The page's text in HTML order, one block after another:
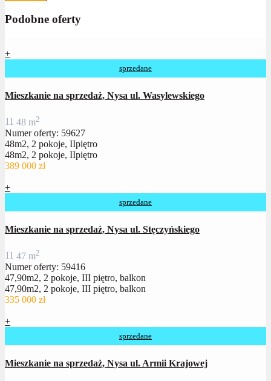
Podobne oferty
+
sprzedane
Mieszkanie na sprzedaż, Nysa ul. Wasylewskiego
11 48 m2
Numer oferty: 59627
48m2, 2 pokoje, IIpiętro
48m2, 2 pokoje, IIpiętro
389 000 zł
+
sprzedane
Mieszkanie na sprzedaż, Nysa ul. Stęczyńskiego
11 47 m2
Numer oferty: 59416
47,90m2, 2 pokoje, III piętro, balkon
47,90m2, 2 pokoje, III piętro, balkon
335 000 zł
+
sprzedane
Mieszkanie na sprzedaż, Nysa ul. Armii Krajowej